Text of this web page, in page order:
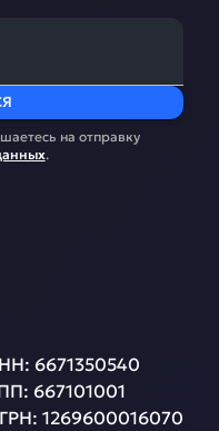
на отправку
.
6671350540
667101001
1269600016070